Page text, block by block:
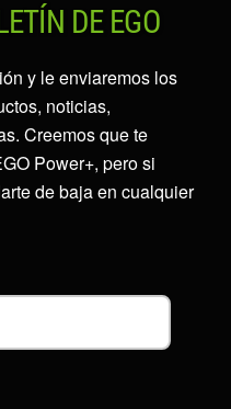
DE EGO
y le enviaremos los
noticias,
Creemos que te
Power+, pero si
de baja en cualquier